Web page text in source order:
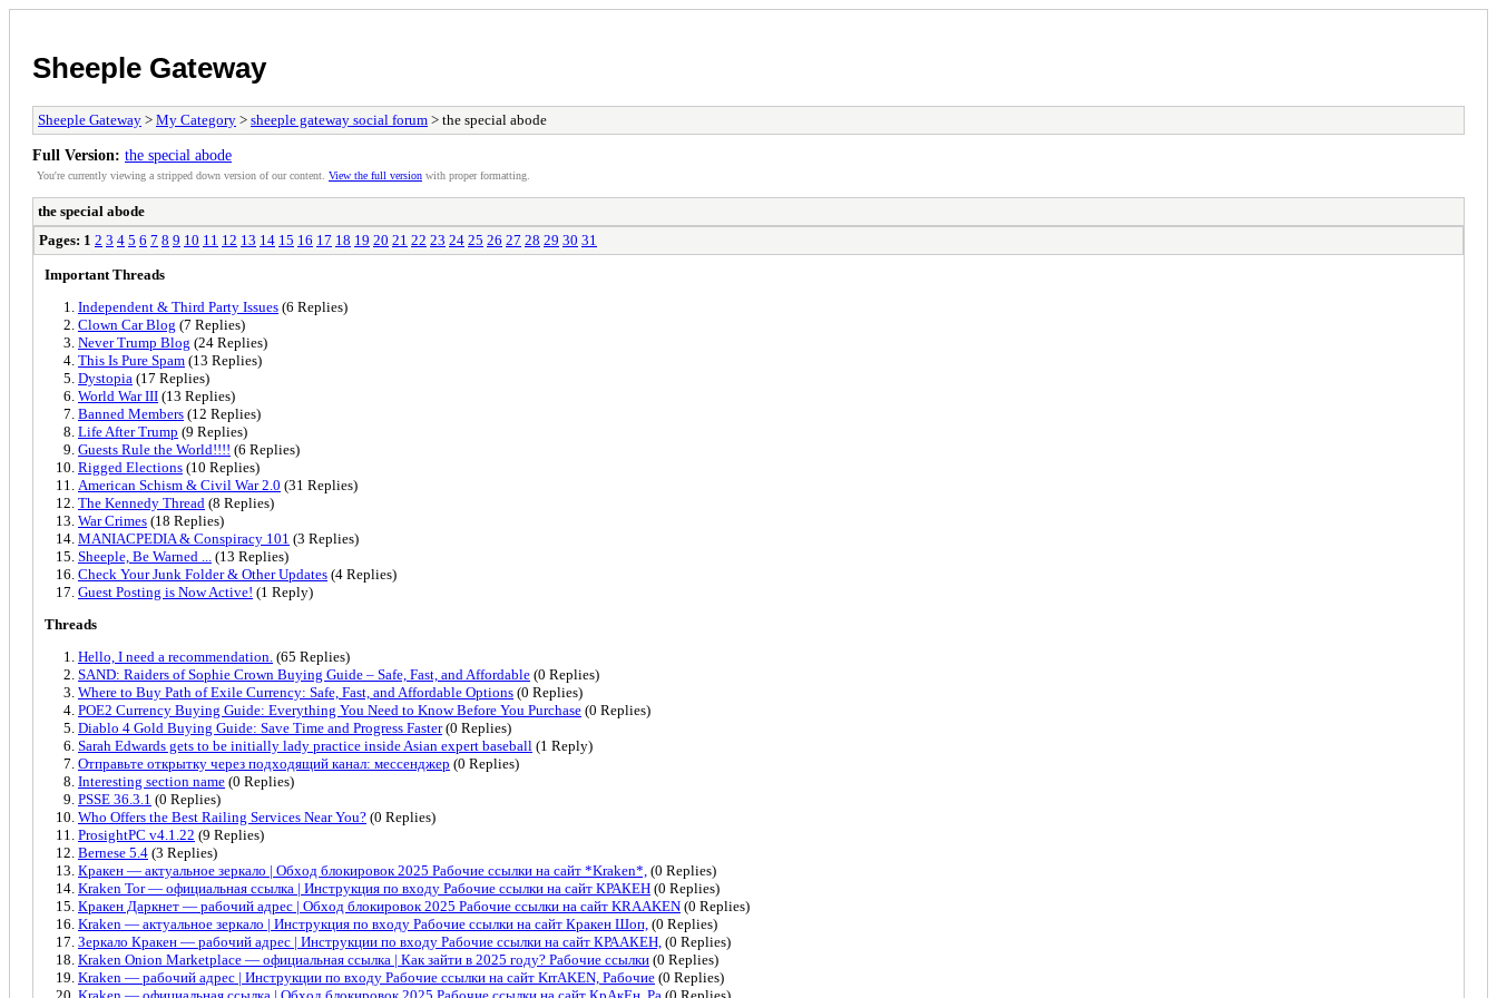
Sheeple Gateway
Sheeple Gateway > My Category > sheeple gateway social forum > the special abode
Full Version: the special abode
You're currently viewing a stripped down version of our content. View the full version with proper formatting.
the special abode
Pages: 1 2 3 4 5 6 7 8 9 10 11 12 13 14 15 16 17 18 19 20 21 22 23 24 25 26 27 28 29 30 31
Important Threads
Independent & Third Party Issues (6 Replies)
Clown Car Blog (7 Replies)
Never Trump Blog (24 Replies)
This Is Pure Spam (13 Replies)
Dystopia (17 Replies)
World War III (13 Replies)
Banned Members (12 Replies)
Life After Trump (9 Replies)
Guests Rule the World!!!! (6 Replies)
Rigged Elections (10 Replies)
American Schism & Civil War 2.0 (31 Replies)
The Kennedy Thread (8 Replies)
War Crimes (18 Replies)
MANIACPEDIA & Conspiracy 101 (3 Replies)
Sheeple, Be Warned ...
(13 Replies)
Check Your Junk Folder & Other Updates (4 Replies)
Guest Posting is Now Active! (1 Reply)
Threads
Hello, I need a recommendation. (65 Replies)
SAND: Raiders of Sophie Crown Buying Guide – Safe, Fast, and Affordable (0 Replies)
Where to Buy Path of Exile Currency: Safe, Fast, and Affordable Options (0 Replies)
POE2 Currency Buying Guide: Everything You Need to Know Before You Purchase (0 Replies)
Diablo 4 Gold Buying Guide: Save Time and Progress Faster(0 Replies)
Sarah Edwards gets to be initially lady practice inside Asian expert baseball (1 Reply)
Отправьте открытку через подходящий канал: мессенджер (0 Replies)
Interesting section name (0 Replies)
PSSE 36.3.1 (0 Replies)
Who Offers the Best Railing Services Near You? (0 Replies)
ProsightPC v4.1.22 (9 Replies)
Bernese 5.4 (3 Replies)
Кракен — актуальное зеркало | Обход блокировок 2025 Рабочие ссылки на сайт *Kraken*, (0 Replies)
Kraken Tor — официальная ссылка | Инструкция по входу Рабочие ссылки на сайт КРАКЕН (0 Replies)
Кракен Даркнет — рабочий адрес | Обход блокировок 2025 Рабочие ссылки на сайт KRAAKEN (0 Replies)
Kraken — актуальное зеркало | Инструкция по входу Рабочие ссылки на сайт Кракен Шоп, (0 Replies)
Зеркало Кракен — рабочий адрес | Инструкции по входу Рабочие ссылки на сайт КРААКЕН, (0 Replies)
Kraken Onion Marketplace — официальная ссылка | Как зайти в 2025 году? Рабочие ссылки (0 Replies)
Kraken — рабочий адрес | Инструкции по входу Рабочие ссылки на сайт KrrAKEN, Рабочие (0 Replies)